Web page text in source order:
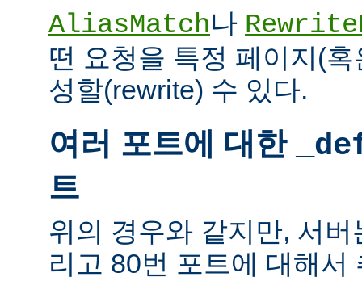
AliasMatch나
떤 요청을 특정 페이지(
성할(rewrite) 수 있다.
여러 포트에 대한
트
위의 경우와 같지만, 서
리고 80번 포트에 대해서